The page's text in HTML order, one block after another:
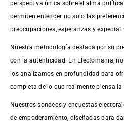
perspectiva única sobre el alma
permiten entender no solo las
preocupaciones, esperanzas y
Nuestra metodología destaca por su
con la autenticidad. En Electomania,
los analizamos en profundidad para
completa de lo que realmente piensa la
Nuestros sondeos y encuestas
de empoderamiento, diseñadas para